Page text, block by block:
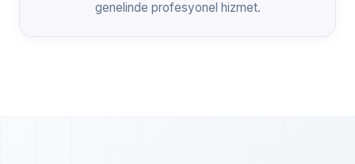
genelinde profesyonel hizmet.